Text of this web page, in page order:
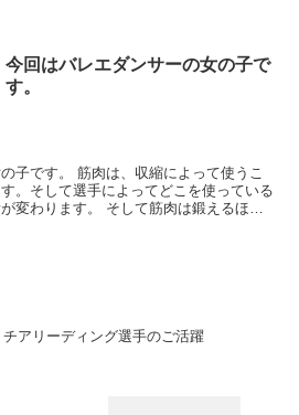
今回はバレエダンサーの女の子で
す。
子です。 筋肉は、収縮によって使うこ
。そして選手によってどこを使っている
変わります。 そして筋肉は鍛えるほど
チアリーディング選手のご活躍